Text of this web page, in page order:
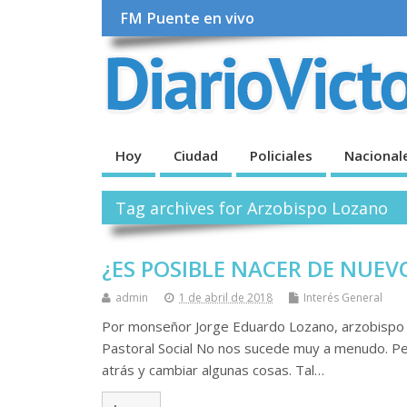
FM Puente en vivo
Hoy Ciudad Policiales
Tag archives for Arzobispo Lozano
¿ES POSIBLE NACER DE
admin 1 de abril de 2018 Interés General
Por monseñor Jorge Eduardo Lozano,
Pastoral Social No nos sucede muy a menudo.
atrás y cambiar algunas cosas. Tal…